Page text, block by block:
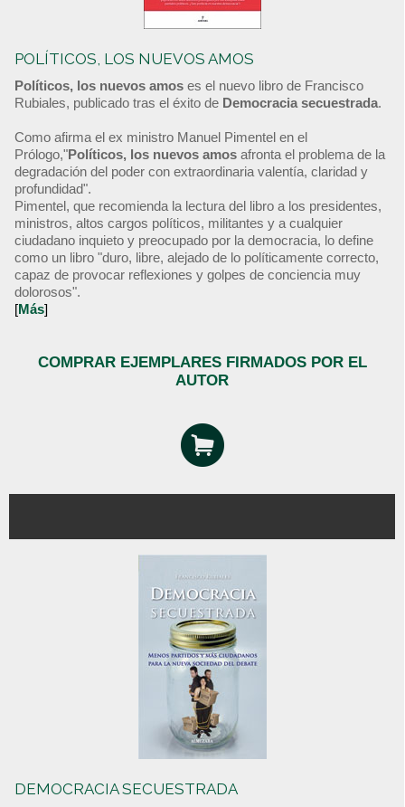
POLÍTICOS, LOS NUEVOS AMOS
Políticos, los nuevos amos es el nuevo libro de Francisco
Rubiales, publicado tras el éxito de Democracia secuestrada.
Como afirma el ex ministro Manuel Pimentel en el
Prólogo,"Políticos, los nuevos amos afronta el problema de la
degradación del poder con extraordinaria valentía, claridad y
profundidad".
Pimentel, que recomienda la lectura del libro a los presidentes,
ministros, altos cargos políticos, militantes y a cualquier
ciudadano inquieto y preocupado por la democracia, lo define
como un libro "duro, libre, alejado de lo políticamente correcto,
capaz de provocar reflexiones y golpes de conciencia muy
dolorosos".
[Más]
COMPRAR EJEMPLARES FIRMADOS POR EL
AUTOR
DEMOCRACIA SECUESTRADA